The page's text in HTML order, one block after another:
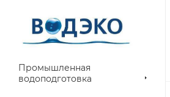
Промышленная
водоподготовка